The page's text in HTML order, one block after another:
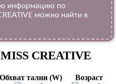
информацию по
можно найти в
CREATIVE
Обхват талии (W) Возраст